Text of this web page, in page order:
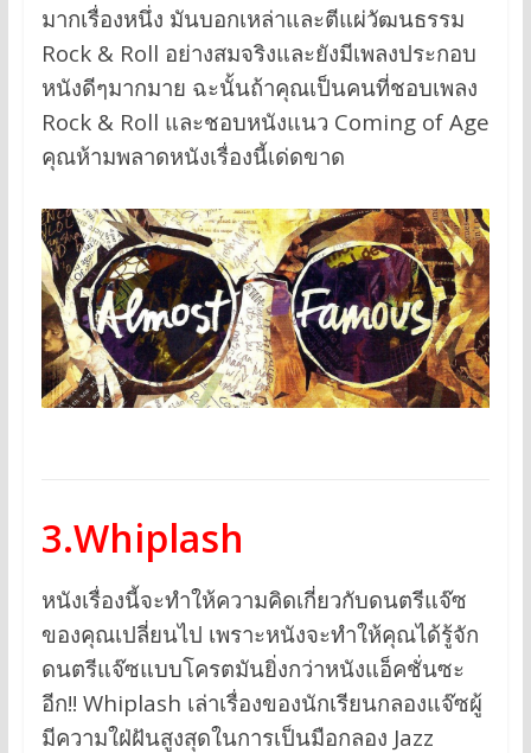
มากเรื่องหนึ่ง มันบอกเหล่าและตีแผ่วัฒนธรรม
Rock & Roll อย่างสมจริงและยังมีเพลงประกอบ
หนังดีๆมากมาย ฉะนั้นถ้าคุณเป็นคนที่ชอบเพลง
Rock & Roll และชอบหนังแนว Coming of Age
คุณห้ามพลาดหนังเรื่องนี้เด่ดขาด
3.Whiplash
หนังเรื่องนี้จะทำให้ความคิดเกี่ยวกับดนตรีแจ๊ซ
ของคุณเปลี่ยนไป เพราะหนังจะทำให้คุณได้รู้จัก
ดนตรีแจ๊ซแบบโครตมันยิ่งกว่าหนังแอ็คชั่นซะ
อีก!! Whiplash เล่าเรื่องของนักเรียนกลองแจ๊ซผู้
มีความใฝ่ฝันสูงสุดในการเป็นมือกลอง Jazz